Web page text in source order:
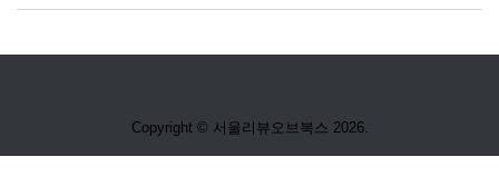
Copyright © 서울리뷰오브북스 2026.